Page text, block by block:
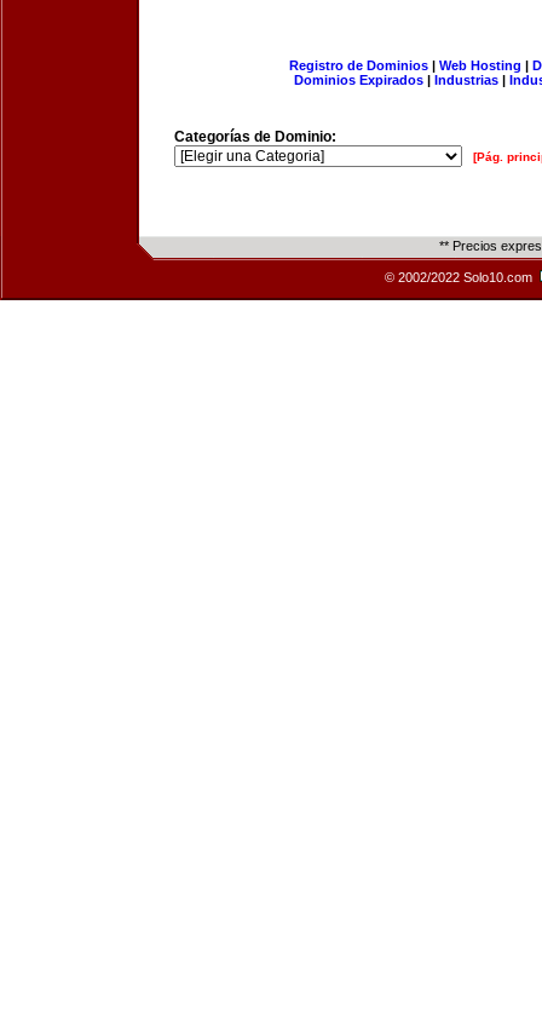
Registro de Dominios| Web Hosting |
Dominios Expirados | Industrias |
Categorías de Dominio:
[Pág.
** Precios
© 2002/2022 Solo10.com